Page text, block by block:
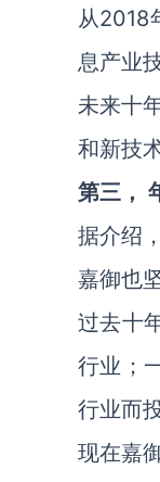
从2018
息产业
未来十
和新技
第三，
据介绍
嘉御也
过去十
行业；
行业而
现在嘉